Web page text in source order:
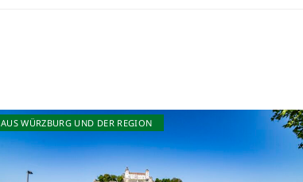
AUS WÜRZBURG UND DER REGION